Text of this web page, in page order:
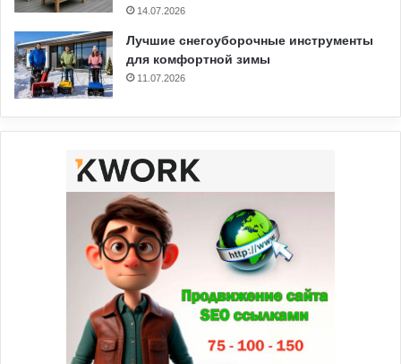
14.07.2026
Лучшие снегоуборочные инструменты
для комфортной зимы
11.07.2026